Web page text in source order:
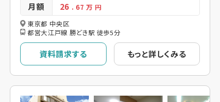
月額 26 . 67万 円
東京都 中央区
都営大江戸線 勝どき駅 徒歩5分
資料請求する もっと詳しくみる